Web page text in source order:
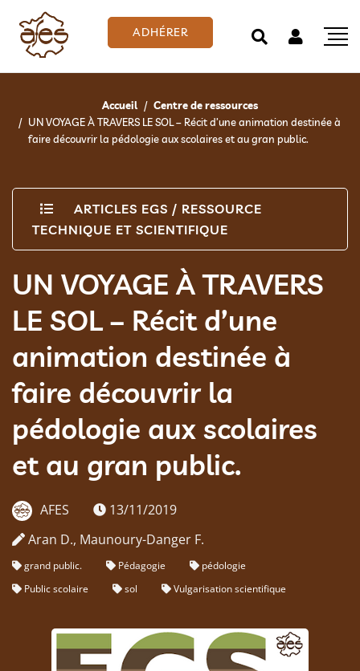
ADHÉRER
Accueil
Centre de ressources
UN VOYAGE À TRAVERS LE SOL – Récit d’une animation destinée à
faire découvrir la pédologie aux scolaires et au gran public.
ARTICLES EGS / RESSOURCE
TECHNIQUE ET SCIENTIFIQUE
UN VOYAGE À TRAVERS
LE SOL – Récit d’une
animation destinée à
faire découvrir la
pédologie aux scolaires
et au gran public.
AFES
13/11/2019
Aran D., Maunoury-Danger F.
grand public. Pédagogie
pédologie
Public scolaire
sol Vulgarisation scientifique